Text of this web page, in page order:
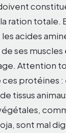
ration totale.
acides
ses muscles
Attention
ces protéines
tissus
sont mal